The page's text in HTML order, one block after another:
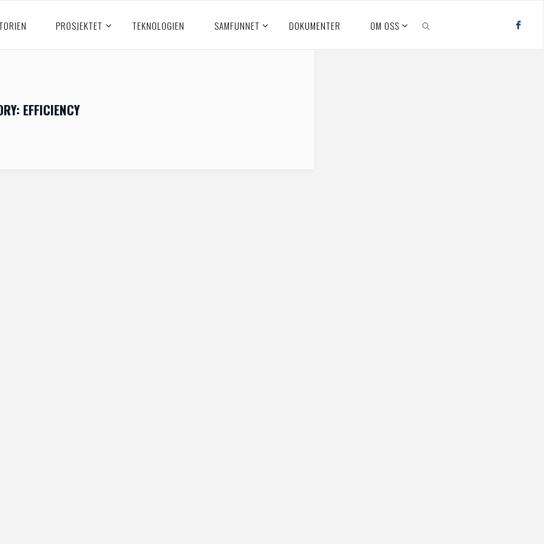
PROSJEKTET TEKNOLOGIEN SAMFUNNET DOKUMENTER OM OSS
EFFICIENCY